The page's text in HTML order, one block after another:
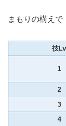
まもりの構え
技Lv
1
2
3
4